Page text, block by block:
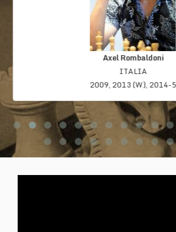
Axel Rombaldoni
ITALIA
2009, 2013 (W), 2014-5